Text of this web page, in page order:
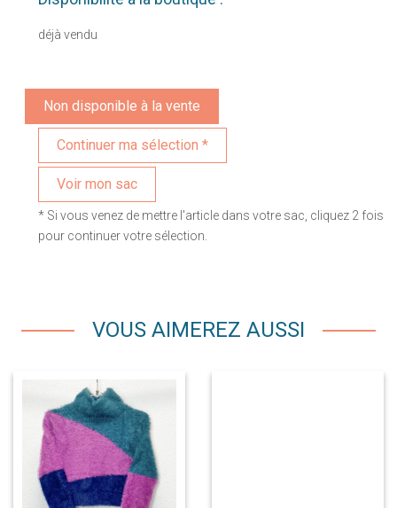
déjà vendu
Non disponible à la vente
Voir mon sac
* Si vous venez de mettre l'article dans votre sac, cliquez 2 fois
pour continuer votre sélection.
VOUS AIMEREZ AUSSI